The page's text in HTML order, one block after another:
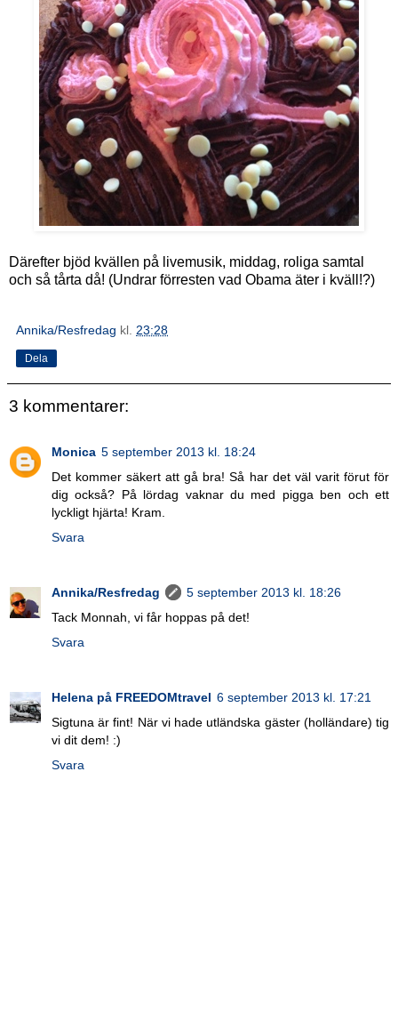
Därefter bjöd kvällen på livemusik, middag, roliga samtal
och så tårta då! (Undrar förresten vad Obama äter i kväll!?)
Annika/Resfredag kl. 23:28
Dela
3 kommentarer:
Monica 5 september 2013 kl. 18:24
Det kommer säkert att gå bra! Så har det väl varit förut för
dig också? På lördag vaknar du med pigga ben och ett
lyckligt hjärta! Kram.
Svara
Annika/Resfredag
5 september 2013 kl. 18:26
Tack Monnah, vi får hoppas på det!
Svara
Helena på FREEDOMtravel 6 september 2013 kl. 17:21
Sigtuna är fint! När vi hade utländska gäster (holländare) tig
vi dit dem! :)
Svara